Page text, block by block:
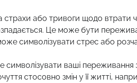
або тривоги щодо втрати
Це може бути
символізувати стрес або
ваші переживання
стосовно змін у її житті,